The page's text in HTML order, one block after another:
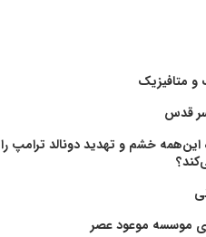
و متافیزیک
قدس
این‌همه خشم و تهدید دونالد ترامپ را
موسسه موعود عصر